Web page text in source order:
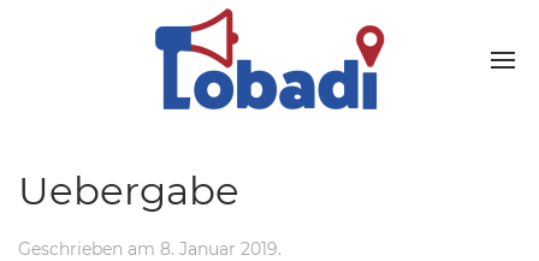
Uebergabe
Geschrieben am 8. Januar 2019.